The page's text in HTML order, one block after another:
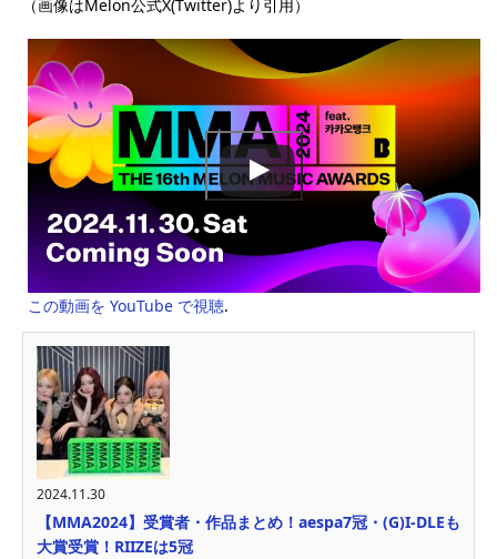
（画像はMelon公式X(Twitter)より引用）
この動画を YouTube で視聴.
2024.11.30
【MMA2024】受賞者・作品まとめ！aespa7冠・(G)I-DLEも
大賞受賞！RIIZEは5冠